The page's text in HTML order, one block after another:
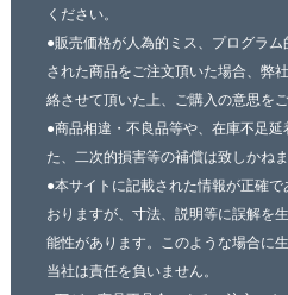
ください。
●販売価格が人為的ミス、プログラ
された商品をご注文頂いた場合、弊
絡させて頂いた上、ご購入の意思を
●商品相違・不良品等や、在庫不足
た、二次的損害等の補償は致しかねま
●本サイトに記載された情報が正確
おりますが、寸法、説明等に誤解を
能性があります。このような場合に
当社は責任を負いません。